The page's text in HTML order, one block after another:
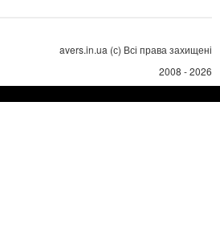
avers.in.ua (с) Всі права захищені
2008 - 2026